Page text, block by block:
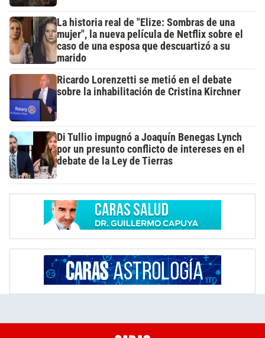
La historia real de "Elize: Sombras de una
mujer", la nueva película de Netflix sobre el
caso de una esposa que descuartizó a su
marido
Ricardo Lorenzetti se metió en el debate
sobre la inhabilitación de Cristina Kirchner
Di Tullio impugnó a Joaquín Benegas Lynch
por un presunto conflicto de intereses en el
debate de la Ley de Tierras